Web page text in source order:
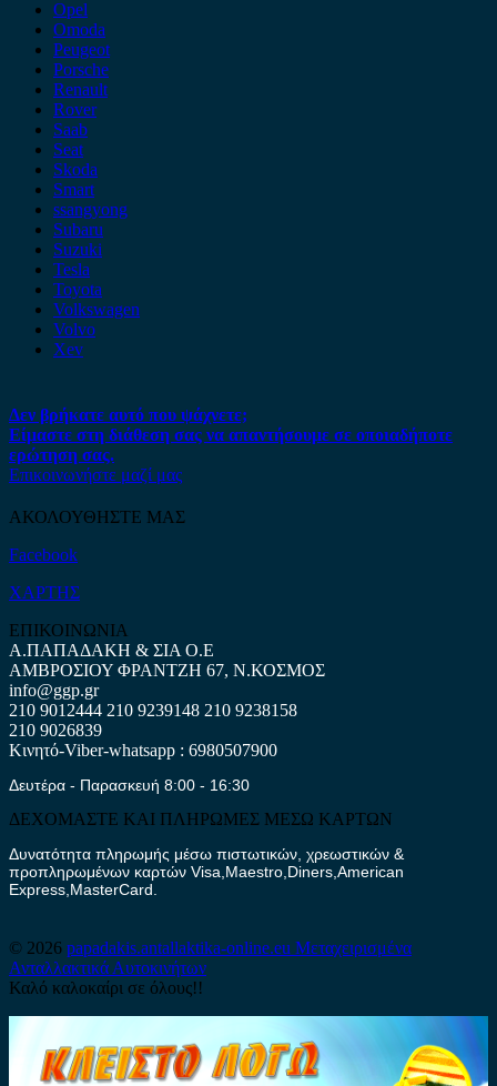
Opel
Omoda
Peugeot
Porsche
Renault
Rover
Saab
Seat
Skoda
Smart
ssangyong
Subaru
Suzuki
Tesla
Toyota
Volkswagen
Volvo
Xev
Δεν βρήκατε αυτό που ψάχνετε;
Είμαστε στη διάθεση σας να απαντήσουμε σε οποιαδήποτε
ερώτηση σας.
Επικοινωνήστε μαζί μας
ΑΚΟΛΟΥΘΗΣΤΕ ΜΑΣ
Facebook
ΧΑΡΤΗΣ
ΕΠΙΚΟΙΝΩΝΙΑ
Α.ΠΑΠΑΔΑΚΗ & ΣΙΑ Ο.Ε
ΑΜΒΡΟΣΙΟΥ ΦΡΑΝΤΖΗ 67, Ν.ΚΟΣΜΟΣ
info@ggp.gr
210 9012444 210 9239148 210 9238158
210 9026839
Κινητό-Viber-whatsapp : 6980507900
Δευτέρα - Παρασκευή 8:00 - 16:30
ΔΕΧΟΜΑΣΤΕ ΚΑΙ ΠΛΗΡΩΜΕΣ ΜΕΣΩ ΚΑΡΤΩΝ
Δυνατότητα πληρωμής μέσω πιστωτικών, χρεωστικών &
προπληρωμένων καρτών Visa,Maestro,Diners,American
Express,MasterCard.
© 2026 papadakis.antallaktika-online.eu Μεταχειρισμένα
Ανταλλακτικά Αυτοκινήτων
Καλό καλοκαίρι σε όλους!!